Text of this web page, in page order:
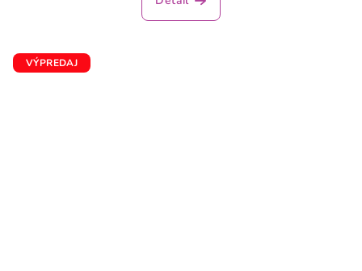
VÝPREDAJ